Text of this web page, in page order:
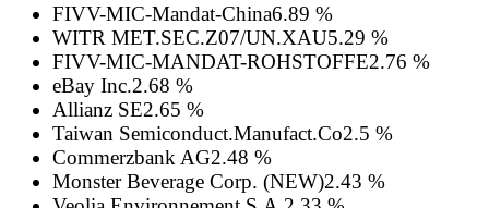
FIVV-MIC-Mandat-China6.89 %
WITR MET.SEC.Z07/UN.XAU5.29 %
FIVV-MIC-MANDAT-ROHSTOFFE2.76 %
eBay Inc.2.68 %
Allianz SE2.65 %
Taiwan Semiconduct.Manufact.Co2.5 %
Commerzbank AG2.48 %
Monster Beverage Corp. (NEW)2.43 %